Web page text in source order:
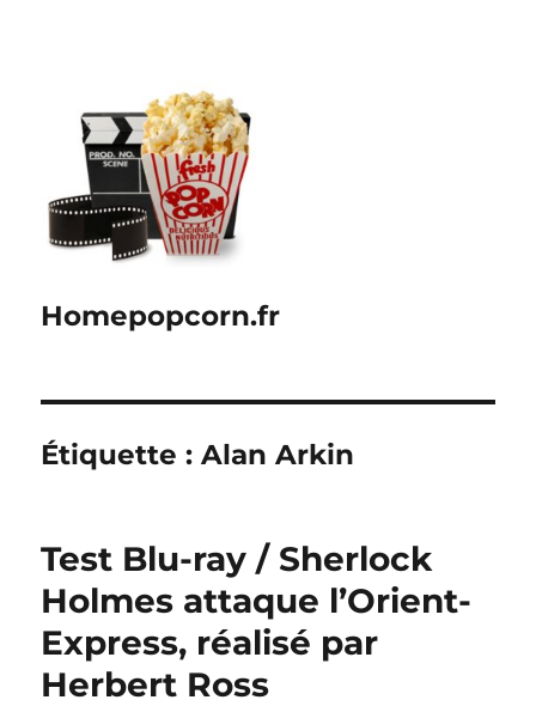
Homepopcorn.fr
Étiquette :Alan Arkin
Test Blu-ray / Sherlock
Holmes attaque l’Orient-
Express, réalisé par
Herbert Ross